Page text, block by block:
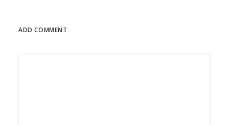
ADD COMMENT